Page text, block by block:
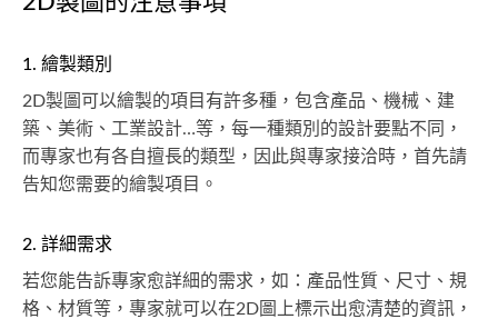
1. 繪製類別
2D製圖可以繪製的項目有許多種，包含產品、機械、建
築、美術、工業設計…等，每一種類別的設計要點不同，
而專家也有各自擅長的類型，因此與專家接洽時，首先請
告知您需要的繪製項目。
2. 詳細需求
若您能告訴專家愈詳細的需求，如：產品性質、尺寸、規
格、材質等，專家就可以在2D圖上標示出愈清楚的資訊，